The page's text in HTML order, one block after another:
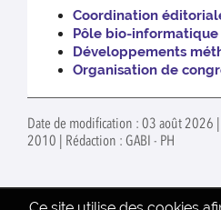
Coordination
Pôle bio-informatique
Développements
Organisation de
Date de modification : 03 août 2026
2010 | Rédaction : GABI - PH